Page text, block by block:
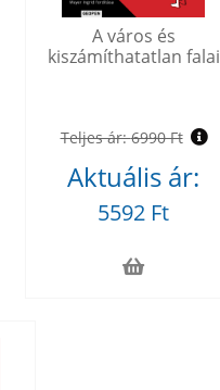
A város és
kiszámíthatatlan falai
Teljes ár:6990 Ft
Aktuális ár:
5592 Ft